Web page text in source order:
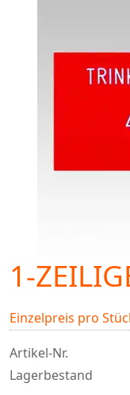
1-
Einzelpreis pro
Artikel-Nr.
Lagerbestand